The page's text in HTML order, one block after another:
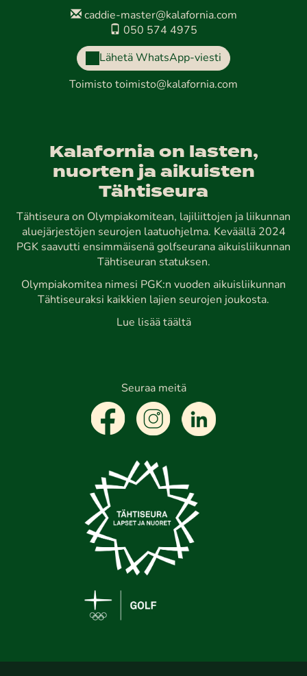
caddie-master@kalafornia.com
050 574 4975
Lähetä WhatsApp-viesti
Toimisto toimisto@kalafornia.com
Kalafornia on lasten,
nuorten ja aikuisten
Tähtiseura
Tähtiseura on Olympiakomitean, lajiliittojen ja liikunnan
aluejärjestöjen seurojen laatuohjelma. Keväällä 2024
PGK saavutti ensimmäisenä golfseurana aikuisliikunnan
Tähtiseuran statuksen.
Olympiakomitea nimesi PGK:n vuoden aikuisliikunnan
Tähtiseuraksi kaikkien lajien seurojen joukosta.
Lue lisää täältä
Seuraa meitä